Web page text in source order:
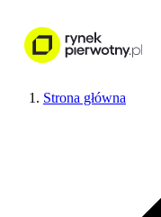
Strona główna